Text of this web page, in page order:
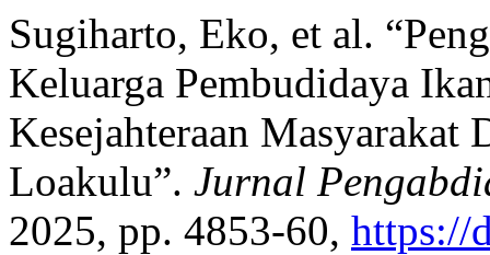
Sugiharto, Eko, et al.
Keluarga Pembudidaya
Kesejahteraan Masyarakat
Loakulu”. Jurnal
2025, pp. 4853-60, https://